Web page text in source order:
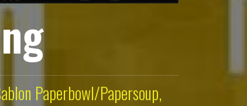
Paperbowl/Papersoup,